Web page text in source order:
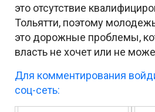
это отсутствие
Тольятти, поэтому
это дорожные проблемы,
власть не хочет или не
Для комментирования
соц-сеть: